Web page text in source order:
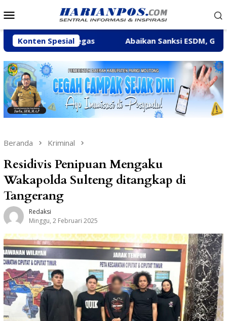
ke
Mobile
Konten Spesial
Tegas Abaikan Sanksi ESDM, Galian C di Sungai
Beranda Kriminal
Residivis Penipuan Mengaku
Wakapolda Sulteng ditangkap di
Tangerang
Redaksi
Minggu, 2 Februari 2025